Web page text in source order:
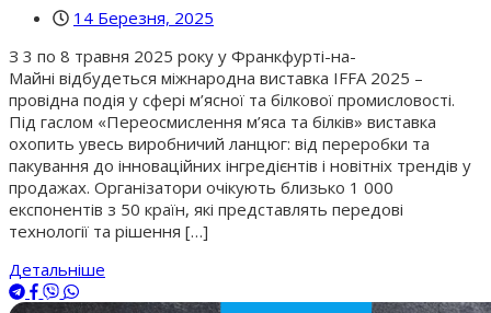
14 Березня, 2025
З 3 по 8 травня 2025 року у Франкфурті-на-
Майні відбудеться міжнародна виставка IFFA 2025 –
провідна подія у сфері м’ясної та білкової промисловості.
Під гаслом «Переосмислення м’яса та білків» виставка
охопить увесь виробничий ланцюг: від переробки та
пакування до інноваційних інгредієнтів і новітніх трендів у
продажах. Організатори очікують близько 1 000
експонентів з 50 країн, які представлять передові
технології та рішення […]
Детальніше